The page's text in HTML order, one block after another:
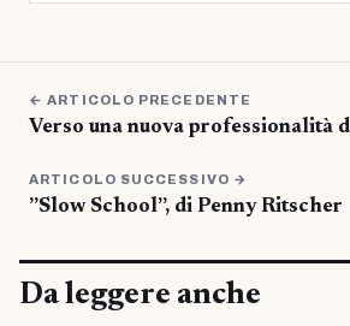
← ARTICOLO PRECEDENTE
Verso una nuova professionalità
ARTICOLO SUCCESSIVO →
”Slow School”, di Penny Ritscher
Da leggere anche